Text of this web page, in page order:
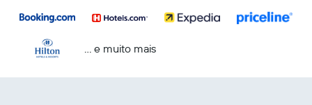
... e muito mais